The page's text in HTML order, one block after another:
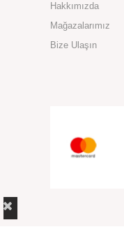
Hakkımızda
Mağazalarımız
Bize Ulaşın